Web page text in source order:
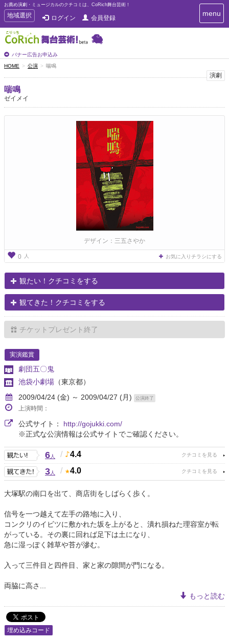
お薦め演劇・ミュージカルのクチコミは、CoRich舞台芸術！
T
o
g
g
e
n
a
v
i
g
地域選択 ログイン 会員登録
バナー広告お申込み
T
o
g
menu
HOME 公演 喘鳴
演劇
喘鳴
ゼイメイ
デザイン：三五さやか
0 人 お気に入りチラシにする
観たい！クチコミをする
観てきた！クチコミをする
チケットプレゼント終了
実演鑑賞
劇団五〇鬼
池袋小劇場 （東京都）
2009/04/24 (金) ～ 2009/04/27 (月)
公演終了
上演時間：
公式サイト： http://gojukki.com/
※正式な公演情報は公式サイトでご確認ください。
6人 / 4.4
3人 / 4.0
大塚駅の南口を出て、商店街をしばらく歩く。
信号を一つ越えて左手の路地に入り、
コンクリのイビツに敷かれた坂を上がると、潰れ損ねた理容室が転
がっている。その裏に回れば足下は土になり、
急に湿っぽく雑草や苔が滲む。
入って三件目と四件目、家と家の隙間が門になる。
両脇に高さ...
もっと読む
埋め込みコード